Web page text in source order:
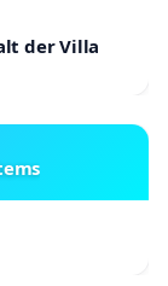
man
HD-
G4) ist eine
der
der Villa